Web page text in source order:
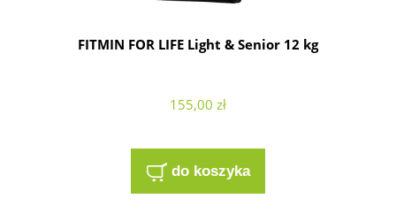
FITMIN FOR LIFE Light & Senior 12 kg
155,00 zł
do koszyka